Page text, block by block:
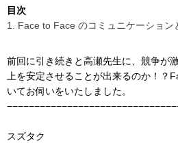
目次
1. Face to Face のコミュニケーション
前回に引き続きと高瀬先生に、競争が
上を安定させることが出来るのか！？
いてお伺いをいたしました。
スズタク